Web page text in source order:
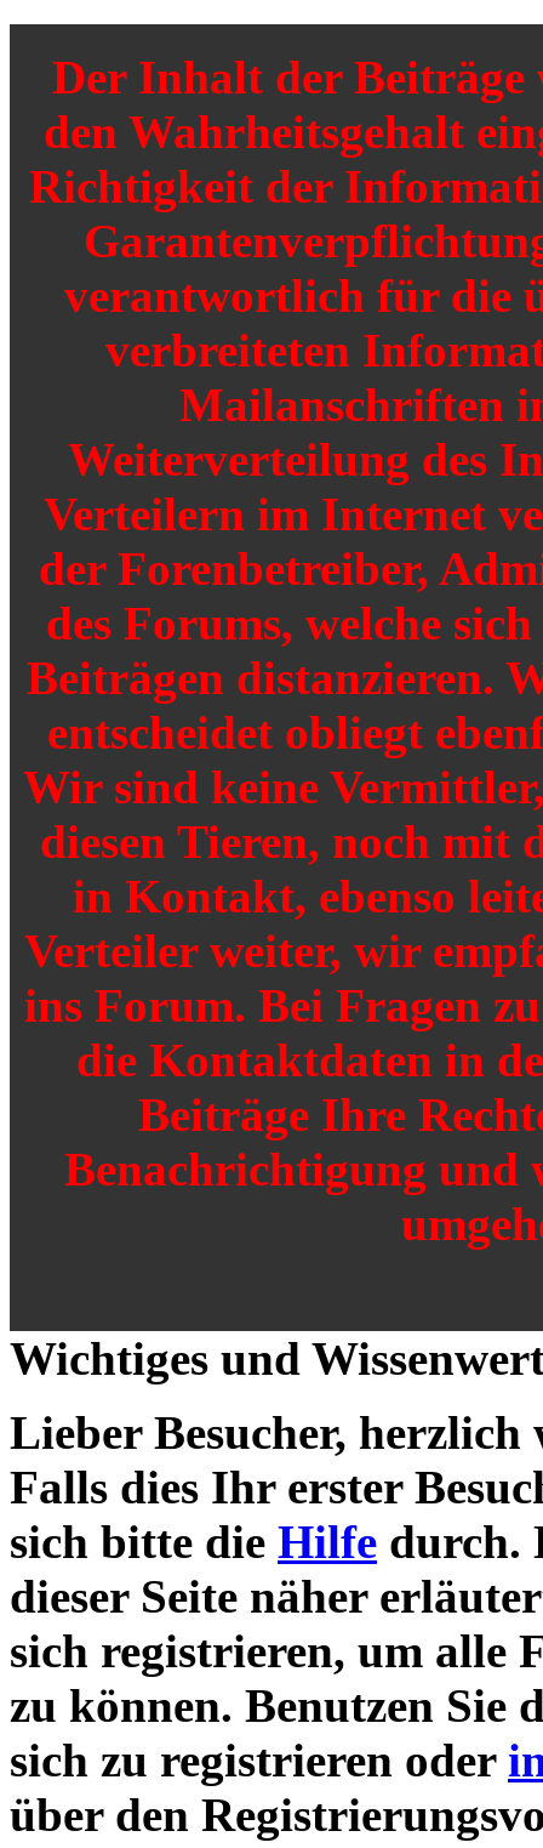
Der Inhalt der
den Wahrheitsgehalt
Richtigkeit der
verantwortlich für die
verbreiteten
Mailanschriften
Weiterverteilung des
Verteilern im Internet
der Forenbetreiber,
des Forums, welche
Beiträgen distanzieren.
entscheidet obliegt
Wir sind keine
diesen Tieren, noch mit
in Kontakt, ebenso
Verteiler weiter, wir
ins Forum. Bei Fragen
die Kontaktdaten in
Beiträge Ihre
Benachrichtigung und
Wichtiges und
Lieber Besucher,
Falls dies Ihr erster
sich bitte die Hilfe durch.
dieser Seite näher
sich registrieren, um alle
zu können. Benutzen Sie
sich zu registrieren oder
über den